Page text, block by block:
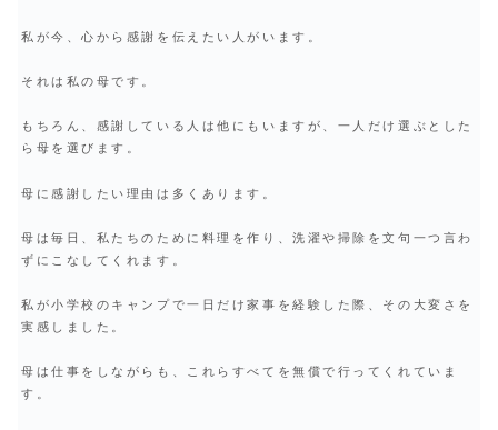
私が今、心から感謝を伝えたい人がいます。
それは私の母です。
もちろん、感謝している人は他にもいますが、一人だけ選ぶとした
ら母を選びます。
母に感謝したい理由は多くあります。
母は毎日、私たちのために料理を作り、洗濯や掃除を文句一つ言わ
ずにこなしてくれます。
私が小学校のキャンプで一日だけ家事を経験した際、その大変さを
実感しました。
母は仕事をしながらも、これらすべてを無償で行ってくれていま
す。